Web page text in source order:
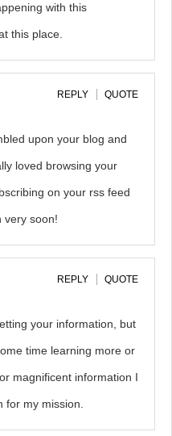
with this
this place.
REPLY QUOTE
upon your blog and
loved browsing your
on your rss feed
very soon!
REPLY QUOTE
your information, but
time learning more or
magnificent information I
for my mission.